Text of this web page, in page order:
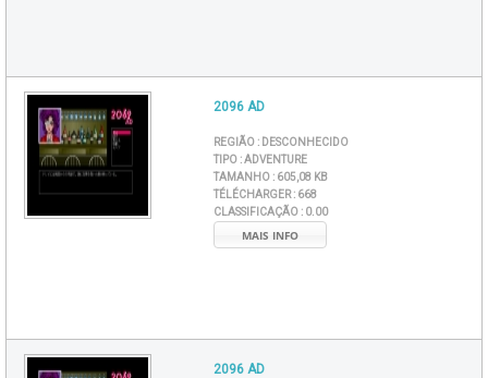
2096 AD
REGIÃO : DESCONHECIDO
TIPO :ADVENTURE
TAMANHO : 605,08 KB
TÉLÉCHARGER : 668
CLASSIFICAÇÃO : 0.00
MAIS INFO
2096 AD